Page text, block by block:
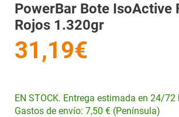
PowerBar Bote IsoActive
Rojos 1.320gr
31,19€
EN STOCK. Entrega estimada en 24/72
Gastos de envío: 7,50 € (Península)